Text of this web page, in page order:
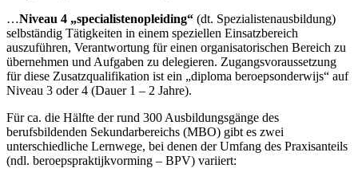
…Niveau 4 „specialistenopleiding“ (dt. Spezialistenausbildung)
selbständig Tätigkeiten in einem speziellen Einsatzbereich
auszuführen, Verantwortung für einen organisatorischen Bereich zu
übernehmen und Aufgaben zu delegieren. Zugangsvoraussetzung
für diese Zusatzqualifikation ist ein „diploma beroepsonderwijs“ auf
Niveau 3 oder 4 (Dauer 1 – 2 Jahre).
Für ca. die Hälfte der rund 300 Ausbildungsgänge des
berufsbildenden Sekundarbereichs (MBO) gibt es zwei
unterschiedliche Lernwege, bei denen der Umfang des Praxisanteils
(ndl. beroepspraktijkvorming – BPV) variiert: